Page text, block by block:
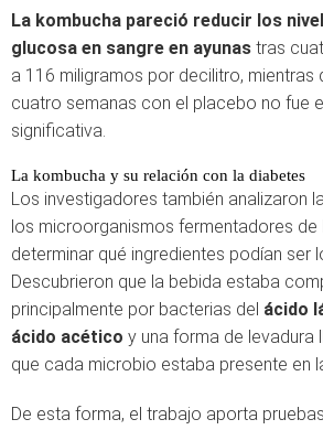
La kombucha pareció reducir los
glucosa en sangre en ayunas tras
a 116 miligramos por decilitro, mientras
cuatro semanas con el placebo no fue
significativa.
La kombucha y su relación con la diabetes
Los investigadores también analizaron
los microorganismos fermentadores de
determinar qué ingredientes podían ser
Descubrieron que la bebida estaba
principalmente por bacterias del ácido
ácido acético y una forma de levadura
que cada microbio estaba presente en
De esta forma, el trabajo aporta